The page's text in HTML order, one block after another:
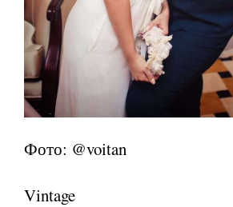
Фото: @voitan
Vintage